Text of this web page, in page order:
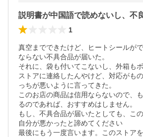
1
真空までできたけど、ヒートシールが
ならない不具合品が届いた。
それに、袋も付いてこないし、外箱も
ストアに連絡したんやけど、対応がも
っちが悪いように言ってきた。
このお店の商品は信用ならないので、
るのであれば、おすすめはしません。
もし、不具合品が届いたとしても、こ
自分が悪かったと諦めてください
最後にもう一度言います。このストア